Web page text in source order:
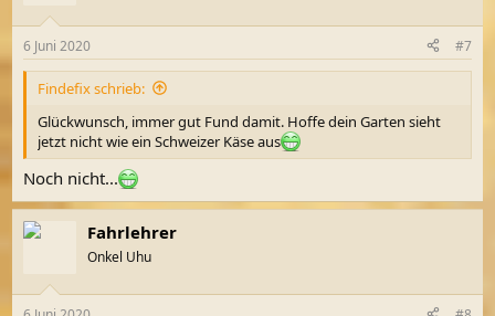
6 Juni 2020 #7
Findefix schrieb:
Glückwunsch, immer gut Fund damit. Hoffe dein Garten sieht
jetzt nicht wie ein Schweizer Käse aus
Noch nicht...
Fahrlehrer
Onkel Uhu